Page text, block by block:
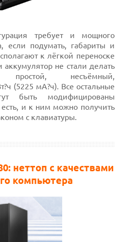
требует и мощного
если подумать, габариты и
к лёгкой переноске
аккумулятор не стали делать
несъёмный,
(5225 мА?ч). Все остальные
быть модифицированы
и к ним можно получить
с клавиатуры.
неттоп с качествами
компьютера